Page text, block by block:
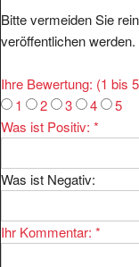
Bitte vermeiden Sie
veröffentlichen werden.
Ihre Bewertung: (1 bis
1
2 3 4
5
Was ist Positiv: *
Was ist Negativ:
Ihr Kommentar: *